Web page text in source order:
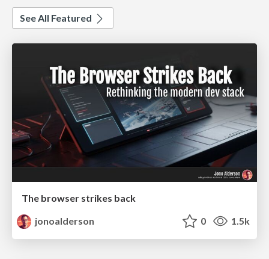
See All Featured
The browser strikes back
jonoalderson
0 1.5k